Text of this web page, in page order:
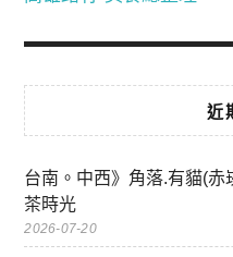
近
台南。中西》角落.有貓(
茶時光
2026-07-20